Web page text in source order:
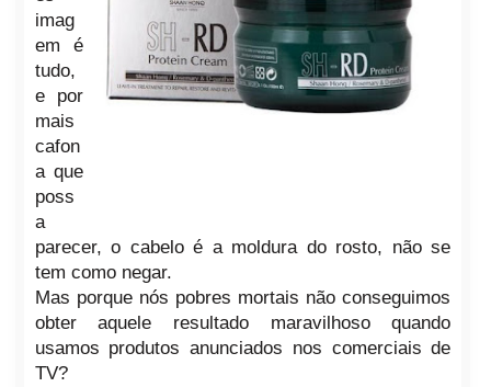
imag
em é
tudo,
e por
mais
cafon
a que
poss
a
parecer, o cabelo é a moldura do rosto, não se
tem como negar.
Mas porque nós pobres mortais não conseguimos
obter aquele resultado maravilhoso quando
usamos produtos anunciados nos comerciais de
TV?